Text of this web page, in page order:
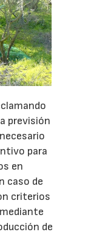
previsión
para
en
caso de
criterios
de